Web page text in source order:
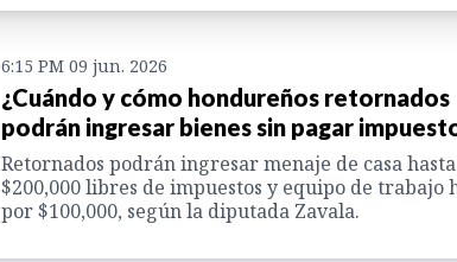
6:15 PM 09 jun. 2026
¿Cuándo y cómo hondureños retornados
podrán ingresar bienes sin pagar
Retornados podrán ingresar menaje de casa
$200,000 libres de impuestos y equipo de trabajo
por $100,000, según la diputada Zavala.